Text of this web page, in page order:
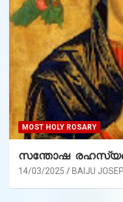
MOST HOLY ROSARY
സന്തോഷ
14/03/2025 BAIJU